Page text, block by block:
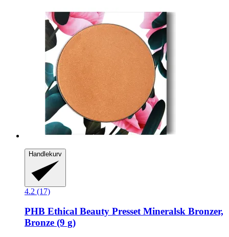
Handlekurv
4.2 (17)
PHB Ethical Beauty Presset Mineralsk Bronzer,
Bronze (9 g)